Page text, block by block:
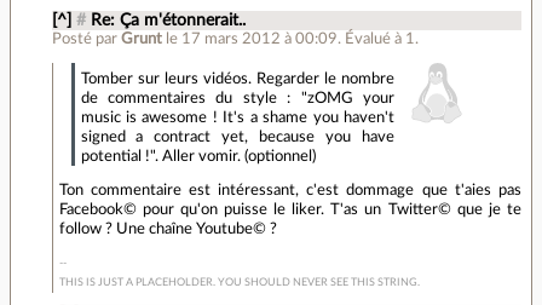
[^] # Re: Ça m'étonnerait..
Posté par Grunt le 17 mars 2012 à 00:09. Évalué à 1 .
Tomber sur leurs vidéos. Regarder le nombre
de commentaires du style : "zOMG your
music is awesome ! It's a shame you haven't
signed a contract yet, because you have
potential !". Aller vomir. (optionnel)
Ton commentaire est intéressant, c'est dommage que t'aies pas
Facebook© pour qu'on puisse le liker. T'as un Twitter© que je te
follow ? Une chaîne Youtube© ?
THIS IS JUST A PLACEHOLDER. YOU SHOULD NEVER SEE THIS STRING.